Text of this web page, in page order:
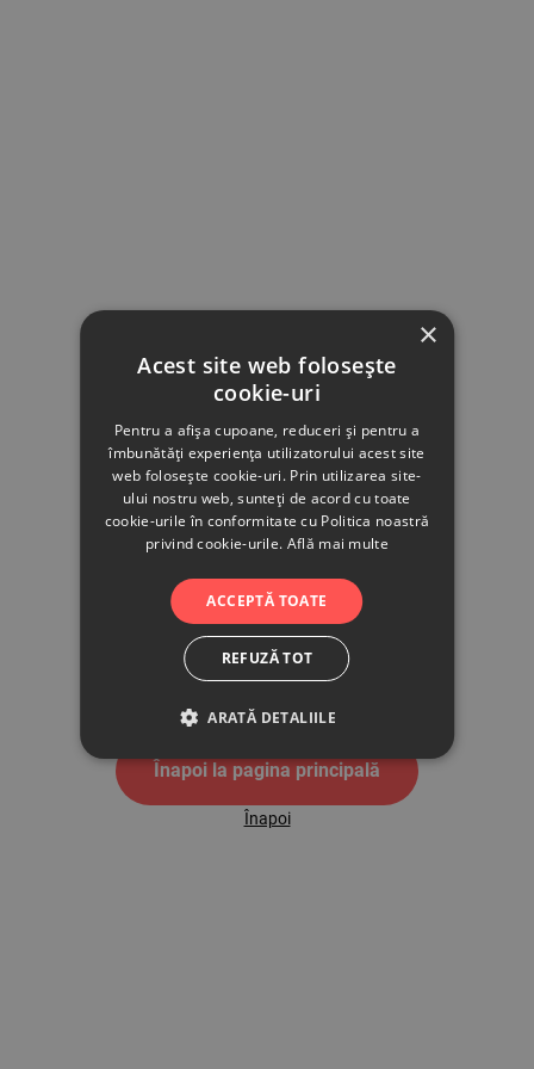
500
Înapoi la pagina principală
Înapoi
×
Acest site web folosește
cookie-uri
Pentru a afișa cupoane, reduceri și pentru a
îmbunătăți experiența utilizatorului acest site
web folosește cookie-uri. Prin utilizarea site-
ului nostru web, sunteți de acord cu toate
cookie-urile în conformitate cu Politica noastră
privind cookie-urile. Află mai multe
ACCEPTĂ TOATE
REFUZĂ TOT
ARATĂ DETALIILE